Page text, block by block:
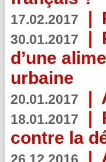
17.02.2017 |
30.01.2017 |
d’une
urbaine
20.01.2017 |
18.01.2017 |
contre la
|